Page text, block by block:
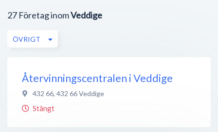
27 Företag inomVeddige
ÖVRIGT
Återvinningscentralen i Veddige
432 66, 432 66Veddige
Stängt